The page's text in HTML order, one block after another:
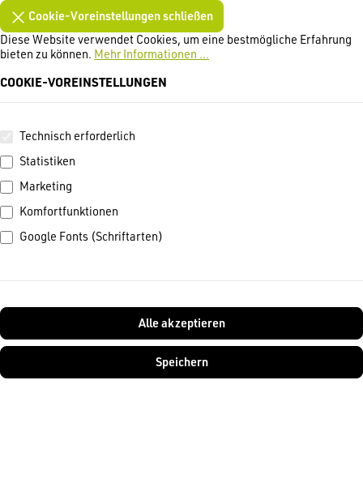
Cookie-Voreinstellungen schließen
Diese Website verwendet Cookies, um eine bestmögliche Erfahrung
bieten zu können. Mehr Informationen ...
COOKIE-VOREINSTELLUNGEN
Technisch erforderlich
Statistiken
Marketing
Komfortfunktionen
Google Fonts (Schriftarten)
Alle akzeptieren
Speichern